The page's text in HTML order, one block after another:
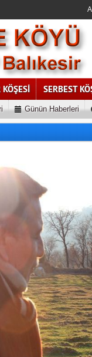
KÖŞESİ SERBEST
Günün Haberleri